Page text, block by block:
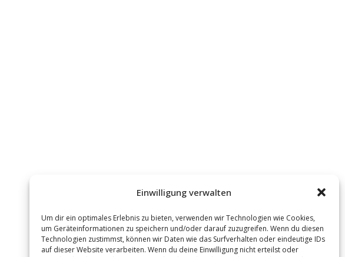
Einwilligung verwalten
Um dir ein optimales Erlebnis zu bieten, verwenden wir Technologien wie Cookies,
um Geräteinformationen zu speichern und/oder darauf zuzugreifen. Wenn du diesen
Technologien zustimmst, können wir Daten wie das Surfverhalten oder eindeutige IDs
auf dieser Website verarbeiten. Wenn du deine Einwilligung nicht erteilst oder